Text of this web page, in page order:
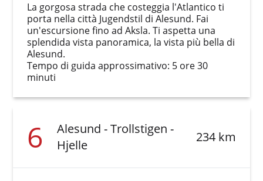
La gorgosa strada che costeggia l'Atlantico ti
porta nella città Jugendstil di Alesund. Fai
un'escursione fino ad Aksla. Ti aspetta una
splendida vista panoramica, la vista più bella di
Alesund.
Tempo di guida approssimativo: 5 ore 30
minuti
6
Alesund - Trollstigen -
Hjelle
234 km